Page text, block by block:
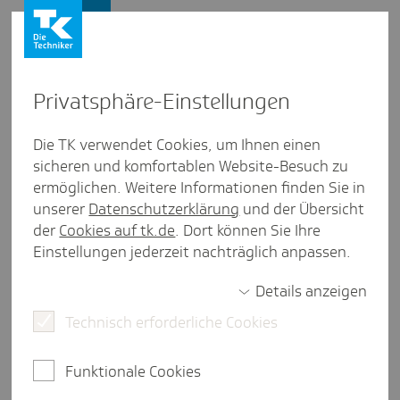
Gesund­heits­för­de­rung - "stark
in die Zukunft“
Artikel aus Meck­len­burg-Vorpom­mern
Auf der Nationalen Branchenkonferenz
und Experten Ansätze, wie die
Presse und Politik Gesundheitspolitik
Privat­sphäre-Einstel­lungen
Die TK verwendet Cookies, um Ihnen einen
sicheren und komfortablen Website-Besuch zu
ermöglichen. Weitere Informationen finden Sie in
unserer Datenschutzerklärung und der Übersicht
der Cookies auf tk.de. Dort können Sie Ihre
Einstellungen jederzeit nachträglich anpassen.
Details anzeigen
Technisch erforderliche Cookies
Funktionale Cookies